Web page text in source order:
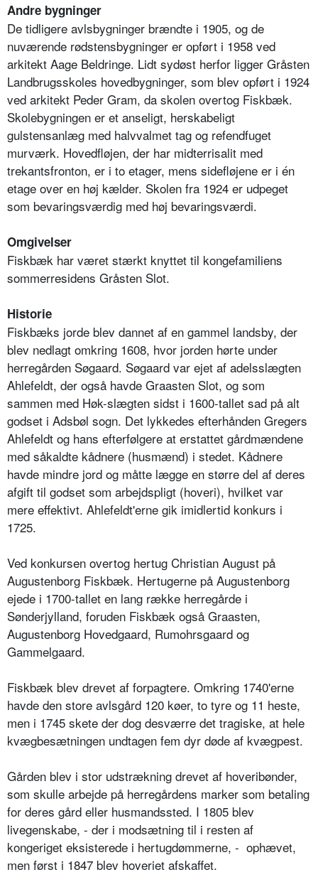
Andre bygninger
De tidligere avlsbygninger brændte i 1905, og de
nuværende rødstensbygninger er opført i 1958 ved
arkitekt Aage Beldringe. Lidt sydøst herfor ligger Gråsten
Landbrugsskoles hovedbygninger, som blev opført i 1924
ved arkitekt Peder Gram, da skolen overtog Fiskbæk.
Skolebygningen er et anseligt, herskabeligt
gulstensanlæg med halvvalmet tag og refendfuget
murværk. Hovedfløjen, der har midterrisalit med
trekantsfronton, er i to etager, mens sidefløjene er i én
etage over en høj kælder. Skolen fra 1924 er udpeget
som bevaringsværdig med høj bevaringsværdi.
Omgivelser
Fiskbæk har været stærkt knyttet til kongefamiliens
sommerresidens Gråsten Slot.
Historie
Fiskbæks jorde blev dannet af en gammel landsby, der
blev nedlagt omkring 1608, hvor jorden hørte under
herregården Søgaard. Søgaard var ejet af adelsslægten
Ahlefeldt, der også havde Graasten Slot, og som
sammen med Høk-slægten sidst i 1600-tallet sad på alt
godset i Adsbøl sogn. Det lykkedes efterhånden Gregers
Ahlefeldt og hans efterfølgere at erstattet gårdmændene
med såkaldte kådnere (husmænd) i stedet. Kådnere
havde mindre jord og måtte lægge en større del af deres
afgift til godset som arbejdspligt (hoveri), hvilket var
mere effektivt. Ahlefeldt'erne gik imidlertid konkurs i
1725.
Ved konkursen overtog hertug Christian August på
Augustenborg Fiskbæk. Hertugerne på Augustenborg
ejede i 1700-tallet en lang række herregårde i
Sønderjylland, foruden Fiskbæk også Graasten,
Augustenborg Hovedgaard, Rumohrsgaard og
Gammelgaard.
Fiskbæk blev drevet af forpagtere. Omkring 1740'erne
havde den store avlsgård 120 køer, to tyre og 11 heste,
men i 1745 skete der dog desværre det tragiske, at hele
kvægbesætningen undtagen fem dyr døde af kvægpest.
Gården blev i stor udstrækning drevet af hoveribønder,
som skulle arbejde på herregårdens marker som betaling
for deres gård eller husmandssted. I 1805 blev
livegenskabe, - der i modsætning til i resten af
kongeriget eksisterede i hertugdømmerne, - ophævet,
men først i 1847 blev hoveriet afskaffet.